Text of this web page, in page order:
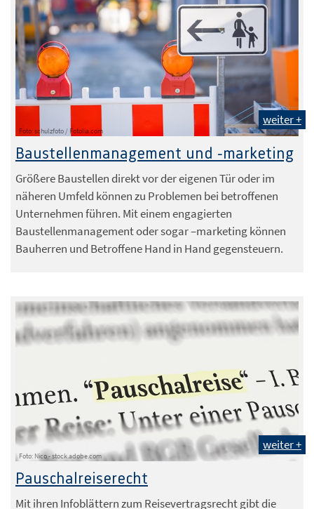
Foto: schulzfoto / Fotolia.com
weiter +
Baustellenmanagement und -marketing
Größere Baustellen direkt vor der eigenen Tür oder im
näheren Umfeld können zu Problemen bei betroffenen
Unternehmen führen. Mit einem engagierten
Baustellenmanagement oder sogar –marketing können
Bauherren und Betroffene Hand in Hand gegensteuern.
Foto: Nico - stock.adobe.com
weiter +
Pauschalreiserecht
Mit ihren Infoblättern zum Reisevertragsrecht gibt die